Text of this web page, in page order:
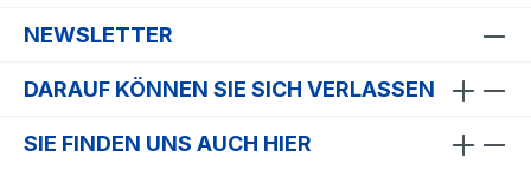
NEWSLETTER
DARAUF KÖNNEN SIE SICH VERLASSEN
SIE FINDEN UNS AUCH HIER